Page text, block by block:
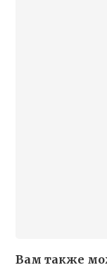
Вам также